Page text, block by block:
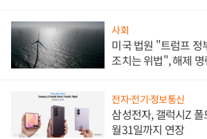
사회
미국 법원 "트럼프 정
조치는 위법", 해제 명
전자·전기·정보통신
삼성전자, 갤럭시Z
월31일까지 연장